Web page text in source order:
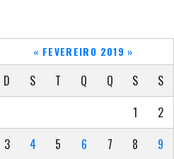
« FEVEREIRO 2019 »
D S T Q Q S
S
1
2
3
4 5 6 7 8
9